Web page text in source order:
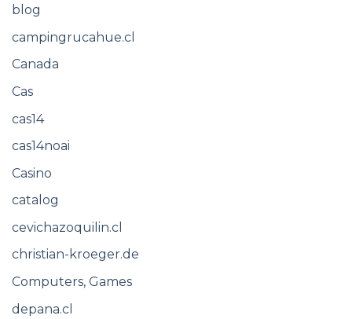
blog
campingrucahue.cl
Canada
Cas
cas14
cas14noai
Casino
catalog
cevichazoquilin.cl
christian-kroeger.de
Computers, Games
depana.cl